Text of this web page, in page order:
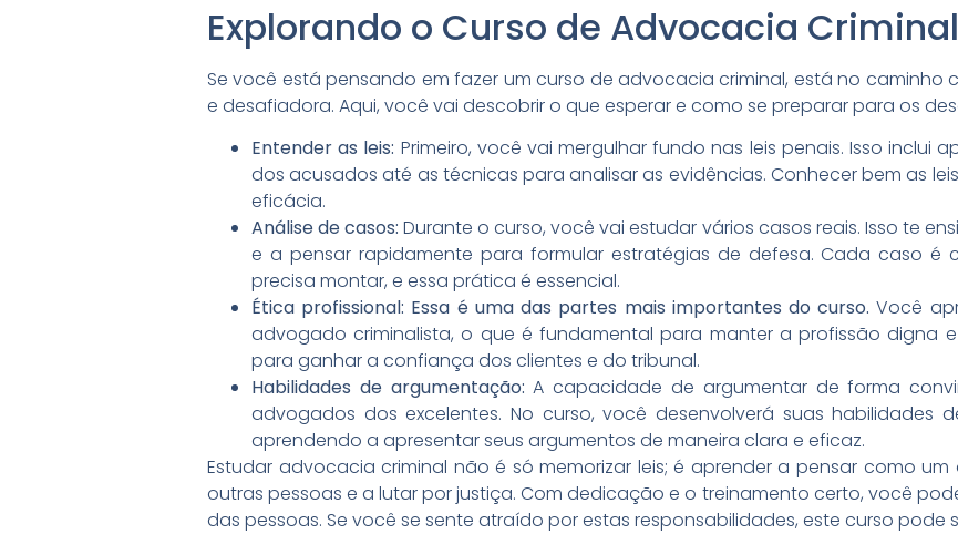
Explorando o Curso de Advocacia Criminal
Se você está pensando em fazer um curso de advocacia criminal, está no
e desafiadora. Aqui, você vai descobrir o que esperar e como se preparar para os
Entender as leis: Primeiro, você vai mergulhar fundo nas leis penais. Isso inclui
dos acusados até as técnicas para analisar as evidências. Conhecer bem as
eficácia.
Análise de casos: Durante o curso, você vai estudar vários casos reais. Isso te
e a pensar rapidamente para formular estratégias de defesa. Cada caso
precisa montar, e essa prática é essencial.
Ética profissional: Essa é uma das partes mais importantes do curso. Você
advogado criminalista, o que é fundamental para manter a profissão digna
para ganhar a confiança dos clientes e do tribunal.
Habilidades de argumentação: A capacidade de argumentar de forma
advogados dos excelentes. No curso, você desenvolverá suas habilidades
aprendendo a apresentar seus argumentos de maneira clara e eficaz.
Estudar advocacia criminal não é só memorizar leis; é aprender a pensar como
outras pessoas e a lutar por justiça. Com dedicação e o treinamento certo, você
das pessoas. Se você se sente atraído por estas responsabilidades, este curso pode